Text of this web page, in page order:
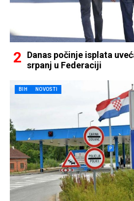
Danas počinje isplata
srpanj u Federaciji
BIH NOVOSTI